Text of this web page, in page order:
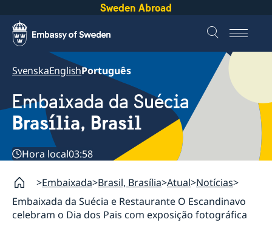
Sweden Abroad
SvenskaEnglishPortuguês
Embaixada da Suécia
Brasília, Brasil
Hora local03:58
Embaixada Brasil, Brasília Atual Notícias
Embaixada da Suécia e Restaurante O Escandinavo
celebram o Dia dos Pais com exposição fotográfica